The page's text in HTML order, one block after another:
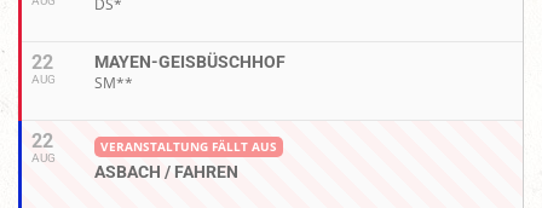
22
AUG
MAYEN-GEISBÜSCHHOF
SM**
22
AUG
VERANSTALTUNG FÄLLT AUS
ASBACH / FAHREN